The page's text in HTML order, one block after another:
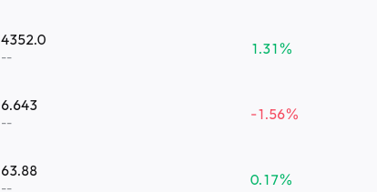
4352.0
-- 1.31%
6.643
-- -1.56%
63.88
-- 0.17%